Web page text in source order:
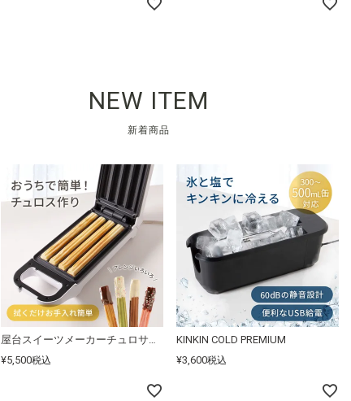
NEW ITEM
新着商品
屋台スイーツメーカーチュロサンド
¥5,500税込
KINKIN COLD PREMIUM
¥3,600税込